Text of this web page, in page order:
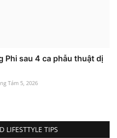
Phi sau 4 ca phẫu thuật dị
Tám 5, 2026
LIFESTTYLE TIPS